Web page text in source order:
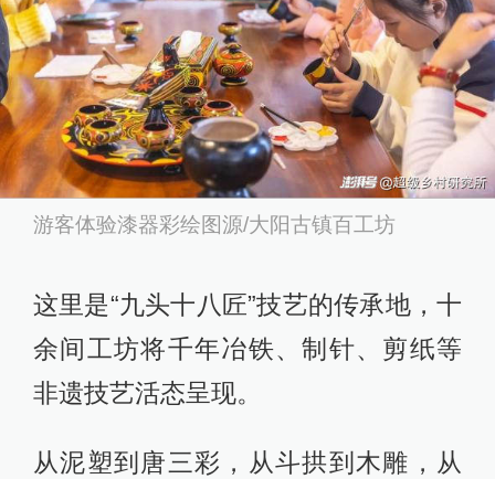
游客体验漆器彩绘图源/大阳古镇百工坊
这里是“九头十八匠”技艺的传承地，十
余间工坊将千年冶铁、制针、剪纸等
非遗技艺活态呈现。
从泥塑到唐三彩，从斗拱到木雕，从